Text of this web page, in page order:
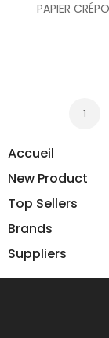
Accueil
New Product
Top Sellers
Brands
Suppliers
PAPIER
1